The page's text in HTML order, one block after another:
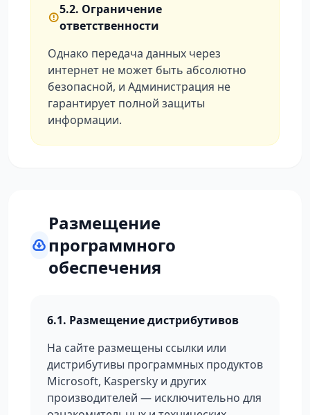
5.2. Ограничение
ответственности
Однако передача данных через
интернет не может быть абсолютно
безопасной, и Администрация не
гарантирует полной защиты
информации.
Размещение
программного
обеспечения
6.1. Размещение дистрибутивов
На сайте размещены ссылки или
дистрибутивы программных продуктов
Microsoft, Kaspersky и других
производителей — исключительно для